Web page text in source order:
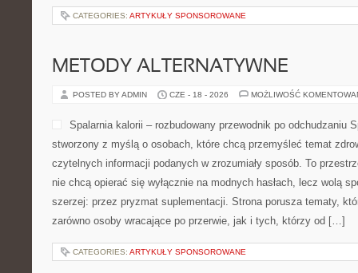
CATEGORIES: ARTYKUŁY SPONSOROWANE
METODY ALTERNATYWNE
POSTED BY ADMIN CZE - 18 - 2026 MOŻLIWOŚĆ
Spalarnia kalorii – rozbudowany przewodnik po odchudzaniu
stworzony z myślą o osobach, które chcą przemyśleć temat
czytelnych informacji podanych w zrozumiały sposób. To
nie chcą opierać się wyłącznie na modnych hasłach, lecz wolą
szerzej: przez pryzmat suplementacji. Strona porusza tematy,
zarówno osoby wracające po przerwie, jak i tych, którzy od […]
CATEGORIES: ARTYKUŁY SPONSOROWANE